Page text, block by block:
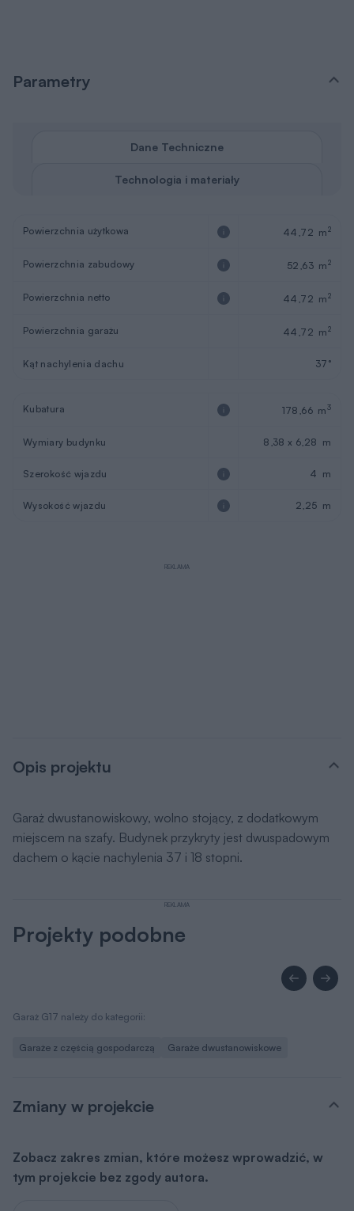
Parametry
Dane Techniczne
Technologia i materiały
Powierzchnia użytkowa 44,72 m2
Powierzchnia zabudowy 52,63 m2
Powierzchnia netto 44,72 m2
Powierzchnia garażu 44,72 m2
Kąt nachylenia dachu 37°
Kubatura 178,66 m3
Wymiary budynku 8,38 x 6,28 m
Szerokość wjazdu 4 m
Wysokość wjazdu 2,25 m
REKLAMA
Opis projektu
Garaż dwustanowiskowy, wolno stojący, z dodatkowym
miejscem na szafy. Budynek przykryty jest dwuspadowym
dachem o kącie nachylenia 37 i 18 stopni.
REKLAMA
Projekty podobne
Garaż G17 należy do kategorii:
Garaże z częścią gospodarczą Garaże dwustanowiskowe
Zmiany w projekcie
Zobacz zakres zmian, które możesz wprowadzić, w
tym projekcie bez zgody autora.